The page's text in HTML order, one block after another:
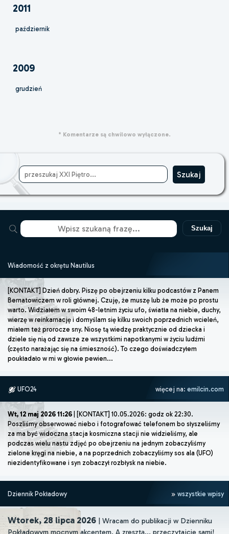
2011
październik
2009
grudzień
* Komentarze są chwilowo wyłączone.
Szukaj
Wiadomość z okrętu Nautilus
[KONTAKT] Dzień dobry. Piszę po obejrzeniu kilku podcastów z Panem
Bernatowiczem w roli głównej. Czuję, że muszę lub że może po prostu
warto. Widziałem w swoim 48-letnim życiu ufo, światła na niebie, duchy,
wierzę w reinkarnację i domyślam się kilku swoich poprzednich wcieleń,
miałem też prorocze sny. Niosę tą wiedzę praktycznie od dziecka i
dziele się nią od zawsze ze wszystkimi napotkanymi w życiu ludźmi
(często narażając się na śmieszność). To czego doświadczyłem
poukładało w mi w głowie pewien...
UFO24 więcej na: emilcin.com
Wt, 12 maj 2026 11:26 | [KONTAKT] 10.05.2026: godz ok 22:30.
Poszliśmy obserwować niebo i fotografować telefonem bo słyszeliśmy
za ma być widoczna stacja kosmiczna stacji nie widzieliśmy, ale
podczas wielu nastu zdjęć po obejrzeniu na jednym zobaczyliśmy
zielone kręgi na niebie, a na poprzednich zobaczyliśmy sos ala (UFO)
niezidentyfikowane i syn zobaczył rozbłysk na niebie.
Dziennik Pokładowy wszystkie wpisy
Wtorek, 28 lipca 2026 | Wracam do publikacji w Dzienniku
Pokładowym mocnym akcentem. A zresztą... przeczytajcie sami!